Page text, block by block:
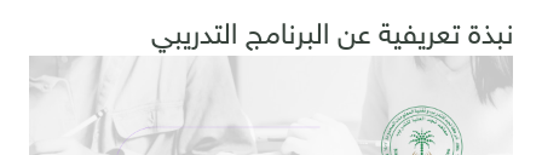
نبذة تعريفية عن البرنامج التدريبي